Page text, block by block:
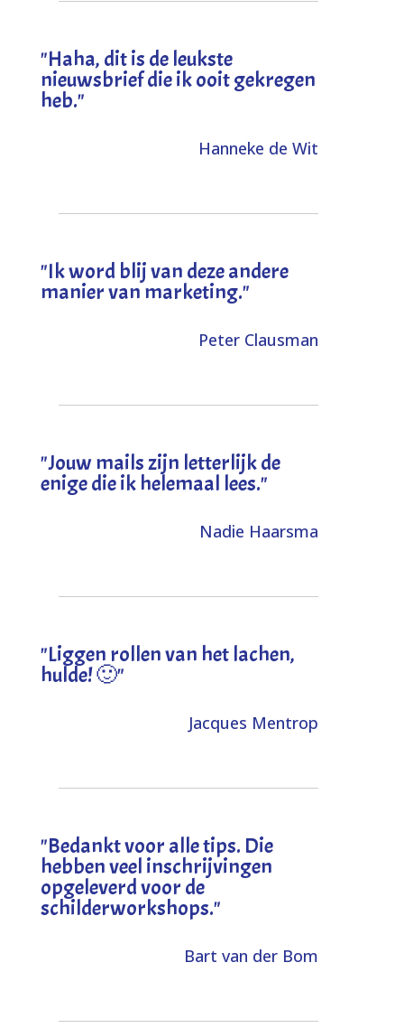
"Haha, dit is de leukste
nieuwsbrief die ik ooit gekregen
heb."
Hanneke de Wit
"Ik word blij van deze andere
manier van marketing."
Peter Clausman
"Jouw mails zijn letterlijk de
enige die ik helemaal lees."
Nadie Haarsma
"Liggen rollen van het lachen,
hulde! 🙂"
Jacques Mentrop
"Bedankt voor alle tips. Die
hebben veel inschrijvingen
opgeleverd voor de
schilderworkshops."
Bart van der Bom